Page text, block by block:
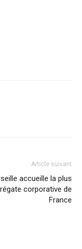
Article suivant
accueille la plus
corporative de
France